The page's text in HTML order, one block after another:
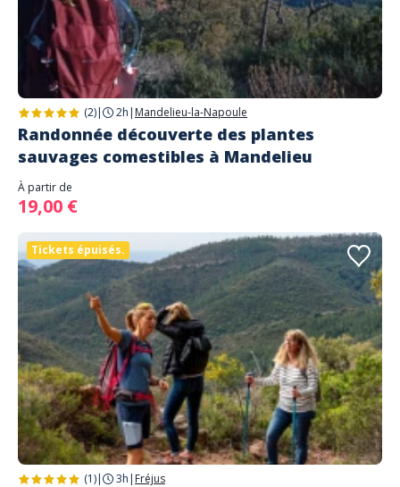
(2)| 2h | Mandelieu-la-Napoule
Randonnée découverte des plantes
sauvages comestibles à Mandelieu
À partir de
19,00 €
Tickets épuisés.
(1)| 3h | Fréjus